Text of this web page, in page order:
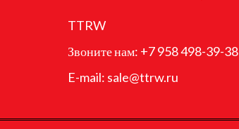
TTRW
Звоните нам: +7 958 498-39-38
E-mail: sale@ttrw.ru